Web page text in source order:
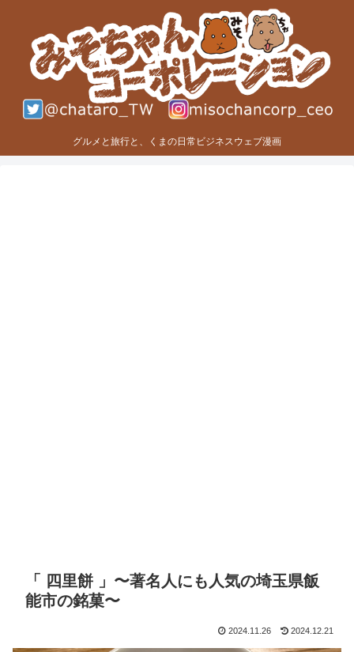
グルメと旅行と、くまの日常ビジネスウェブ漫画
「 四里餅 」〜著名人にも人気の埼玉県飯
能市の銘菓〜
2024.11.26 2024.12.21